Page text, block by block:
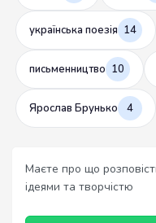
українська поезія 14
письменництво 10
Ярослав Брунько 4
Маєте про що
ідеями та творчістю